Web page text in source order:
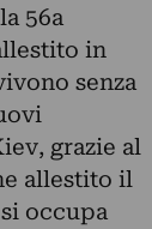
56a
in
senza
grazie al
allestito il
occupa